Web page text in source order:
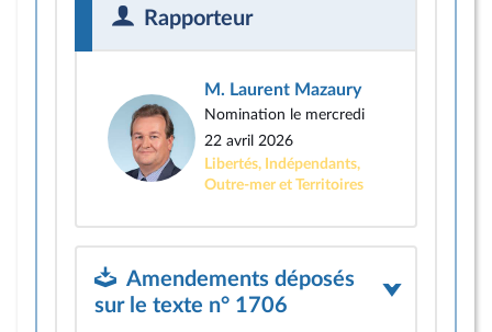
Rapporteur
M. Laurent Mazaury
Nomination le mercredi
22 avril 2026
Libertés, Indépendants,
Outre-mer et Territoires
Amendements déposés
sur le texte n° 1706